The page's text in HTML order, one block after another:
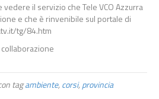
il servizio che Tele VCO Azzurra
e che è rinvenibile sul portale di
tg/84.htm
collaborazione
tagambiente,corsi,provincia